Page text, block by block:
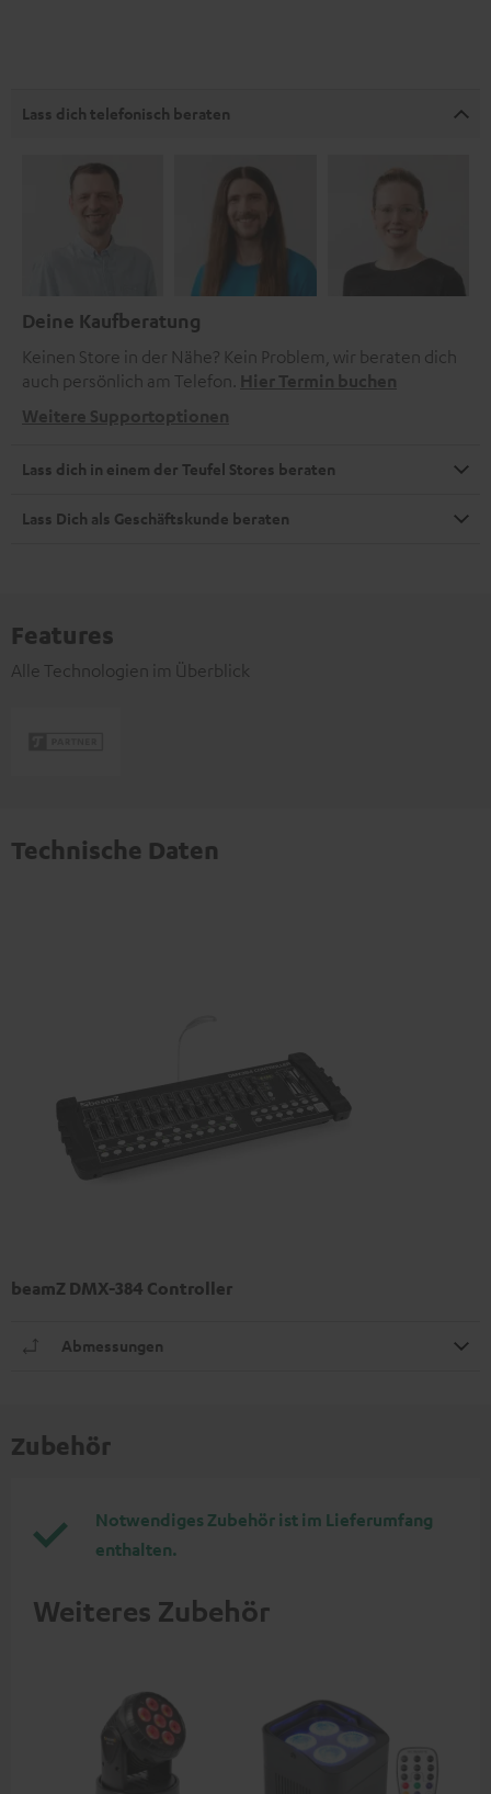
Lass dich telefonisch beraten
Deine Kaufberatung
Keinen Store in der Nähe? Kein Problem, wir beraten dich
auch persönlich am Telefon. Hier Termin buchen
Weitere Supportoptionen
Lass dich in einem der Teufel Stores beraten
Lass Dich als Geschäftskunde beraten
Features
Alle Technologien im Überblick
Technische Daten
beamZ DMX-384 Controller
Abmessungen
Zubehör
Notwendiges Zubehör ist im Lieferumfang
enthalten.
Weiteres Zubehör